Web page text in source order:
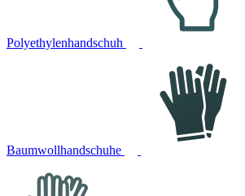
Polyethylenhandschuh
Baumwollhandschuhe